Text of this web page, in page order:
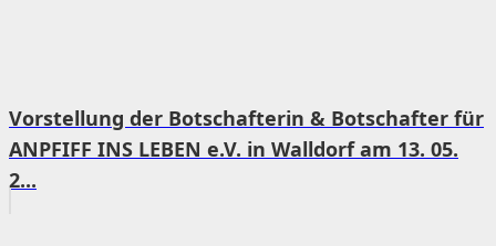
Vorstellung der Botschafterin & Botschafter für
ANPFIFF INS LEBEN e.V. in Walldorf am 13. 05.
2...